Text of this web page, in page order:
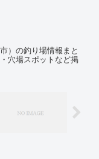
）の釣り場情報まと
穴場スポットなど掲